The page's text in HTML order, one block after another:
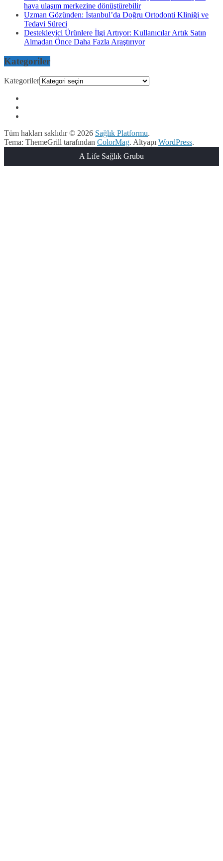
hava ulaşım merkezine dönüştürebilir
Uzman Gözünden: İstanbul’da Doğru Ortodonti Kliniği ve
Tedavi Süreci
Destekleyici Ürünlere İlgi Artıyor: Kullanıcılar Artık Satın
Almadan Önce Daha Fazla Araştırıyor
Kategoriler
Kategoriler
Tüm hakları saklıdır © 2026 Sağlık Platformu.
Tema: ThemeGrill tarafından ColorMag. Altyapı WordPress.
A Life Sağlık Grubu